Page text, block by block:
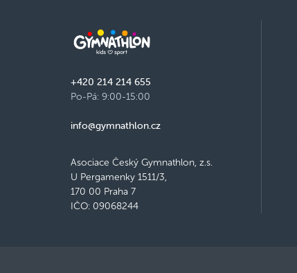
+420 214 214 655
Po-Pá: 9:00-15:00
info@gymnathlon.cz
Asociace Český Gymnathlon, z.s.
U Pergamenky 1511/3,
170 00 Praha 7
IČO: 09068244